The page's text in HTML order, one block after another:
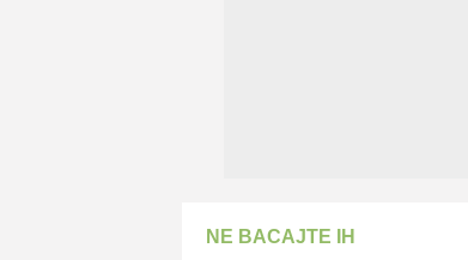
NE BACAJTE IH